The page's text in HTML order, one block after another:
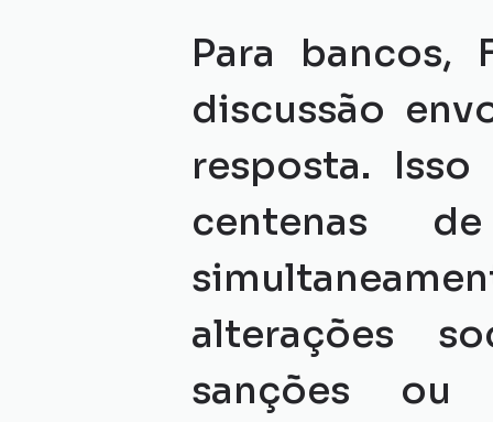
Para bancos,
discussão
resposta.
centenas
alterações
sanções ou